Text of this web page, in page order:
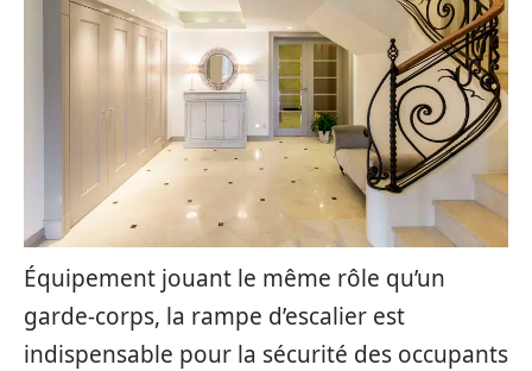
Équipement jouant le même rôle qu’un
garde-corps, la rampe d’escalier est
indispensable pour la sécurité des occupants